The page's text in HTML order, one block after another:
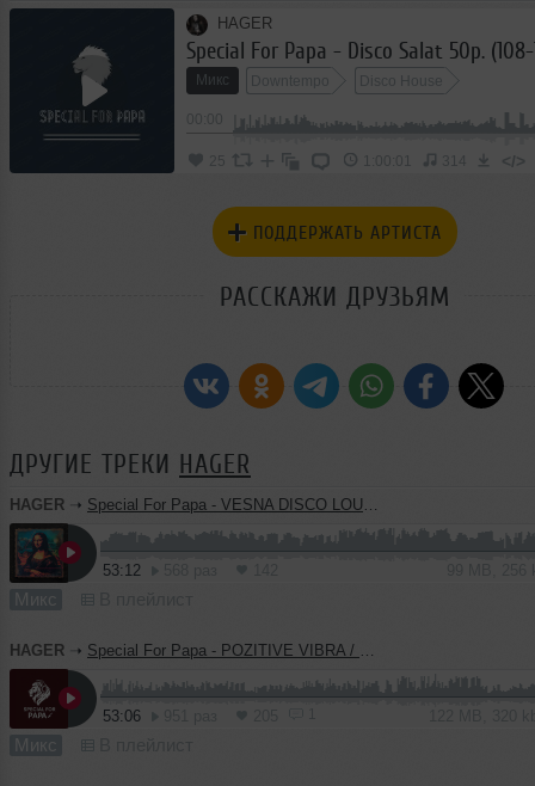
HAGER
Микс Downtempo Disco House
25 314 </>
ПОДДЕРЖАТЬ АРТИСТА
РАССКАЖИ ДРУЗЬЯМ
ДРУГИЕ ТРЕКИ HAGER
HAGER ➝ Special For Papa - VESNA DISCO LOUNGE TIME /17.04.2026
53:12
Микс
HAGER ➝ Special For Papa - POZITIVE VIBRA / 08.02.2026
53:06
Микс